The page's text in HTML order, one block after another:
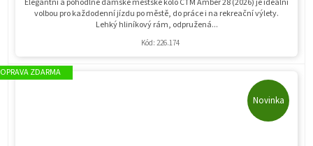
Elegantní a pohodlné dámské městské kolo CTM Amber 28 (2026) je ideální
volbou pro každodenní jízdu po městě, do práce i na rekreační výlety.
Lehký hliníkový rám, odpružená...
Kód: 226.174
Novinka
ZDARMA